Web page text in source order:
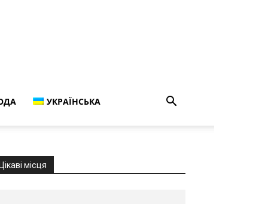
УКРАЇНСЬКА
Цікаві місця